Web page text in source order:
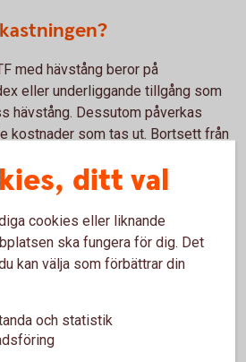
med hävstång beror på
eller underliggande tillgång som
hävstång. Dessutom påverkas
kostnader som tas ut. Bortsett från
vid en fondinvestering.
med ETF:er
ditt val
cookies eller liknande
ska fungera för dig. Det
kan välja som förbättrar din
och statistik